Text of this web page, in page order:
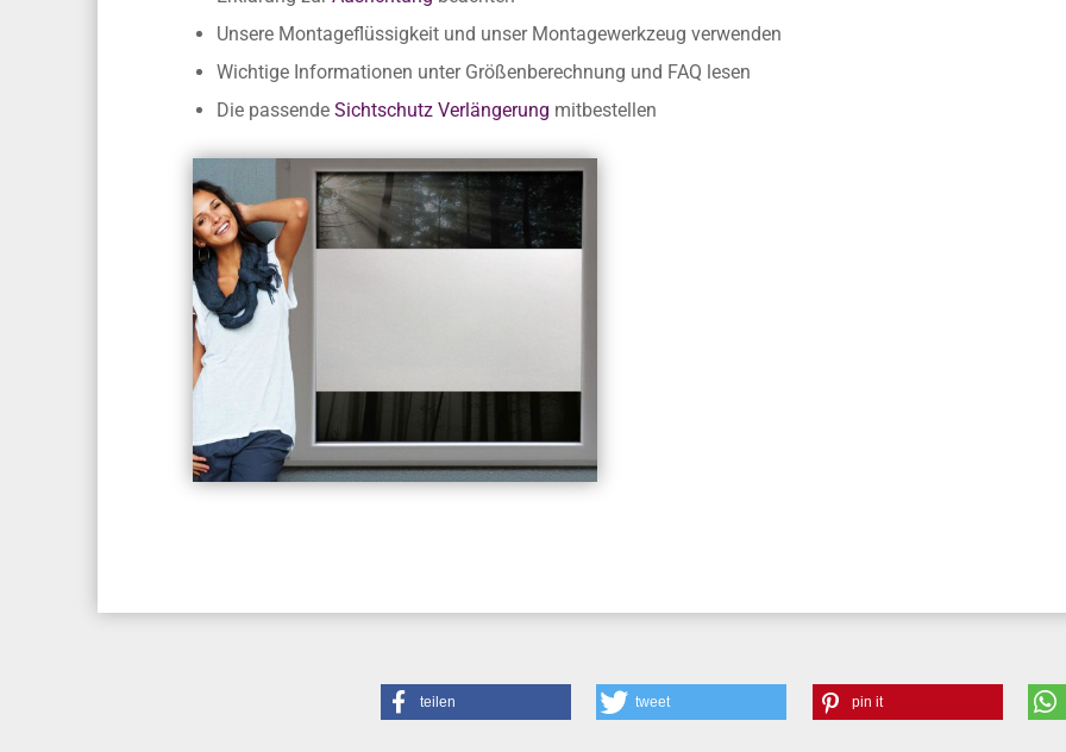
Unsere Montageflüssigkeit und unser Montagewerkzeug verwenden
Wichtige Informationen unter Größenberechnung und FAQ lesen
Die passendeSichtschutz Verlängerung mitbestellen
teilen tweet pin it